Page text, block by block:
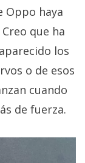
Oppo haya
Creo que ha
los
o de esos
cuando
de fuerza.